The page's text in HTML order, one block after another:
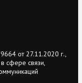
от 27.11.2020 г.,
сфере связи,